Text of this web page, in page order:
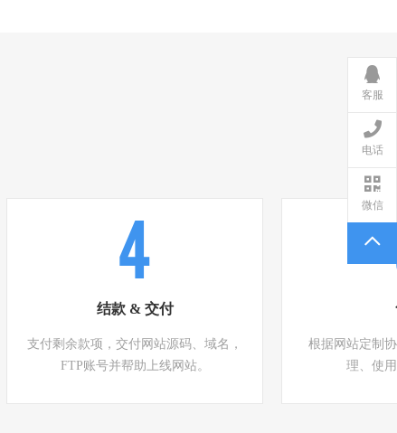
4
结款 & 交付
支付剩余款项，交付网站源码、域名，
FTP账号并帮助上线网站。
根据网站定制
理、使
客服
电话
微信